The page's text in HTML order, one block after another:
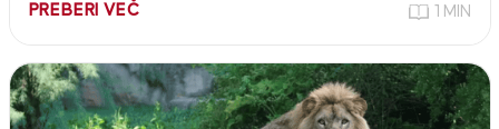
PREBERI VEČ 1 MIN